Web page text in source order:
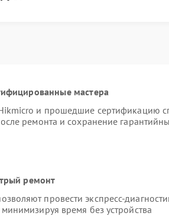
мастера
и прошедшие сертификацию
ремонта и сохранение
ремонт
провести экспресс-
время без устройства